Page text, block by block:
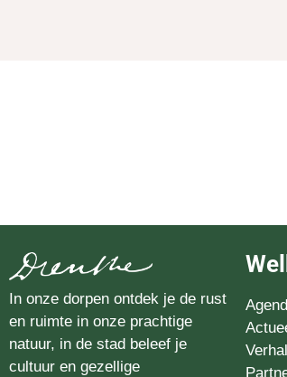
In onze dorpen ontdek je de rust
en ruimte in onze prachtige
natuur, in de stad beleef je
cultuur en gezellige